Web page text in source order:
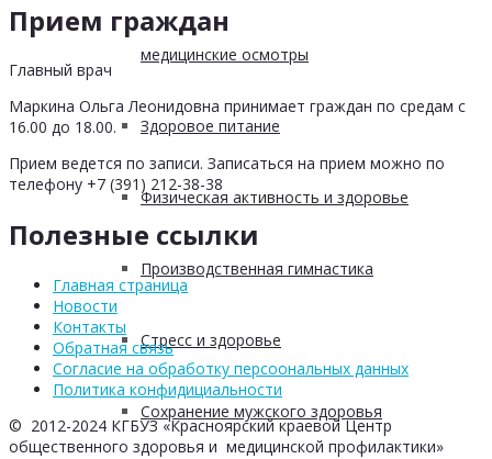
медицинские осмотры
Здоровое питание
Физическая активность и здоровье
Производственная гимнастика
Стресс и здоровье
Сохранение мужского здоровья
Прием граждан
Главный врач
Маркина Ольга Леонидовна принимает граждан по средам с
16.00 до 18.00.
Прием ведется по записи. Записаться на прием можно по
телефону +7 (391) 212-38-38
Полезные ссылки
Главная страница
Новости
Контакты
Обратная связь
Согласие на обработку персоональных данных
Политика конфидициальности
© 2012-2024 КГБУЗ «Красноярский краевой Центр
общественного здоровья и медицинской профилактики»